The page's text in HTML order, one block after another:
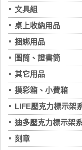
文具組
桌上收納用品
捆綁用品
圖筒、證書筒
其它用品
摸彩箱、小費箱
LIFE壓克力標示架
迪多壓克力標示架
刻章